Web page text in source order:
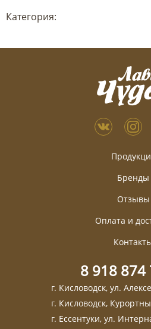
Категория:
Бренды
Отзывы
Оплата и
8 918 874
г. Кисловодск, ул.
г. Кисловодск,
г. Ессентуки, ул.